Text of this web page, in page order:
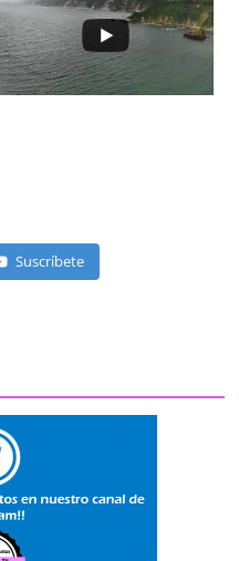
Suscríbete